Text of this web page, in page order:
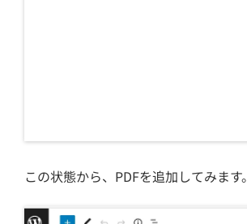
この状態から、PDFを追加してみます。